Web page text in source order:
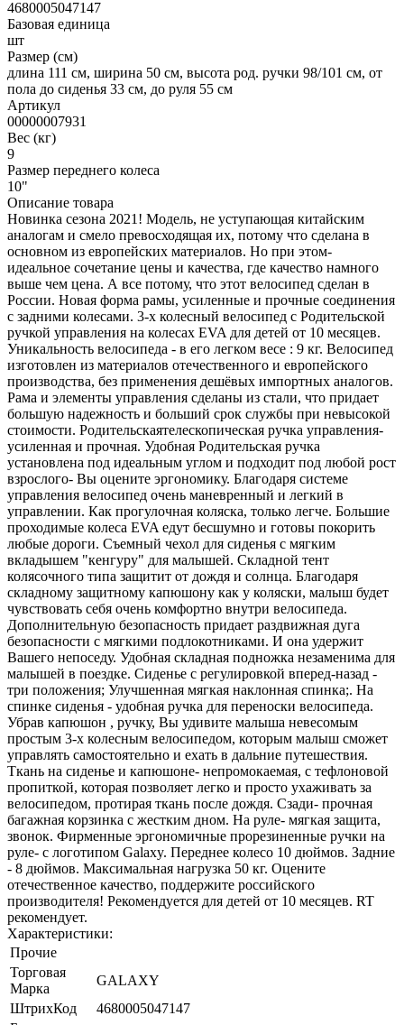
4680005047147
Базовая единица
шт
Размер (см)
длина 111 см, ширина 50 см, высота род. ручки 98/101 см, от
пола до сиденья 33 см, до руля 55 см
Артикул
00000007931
Вес (кг)
9
Размер переднего колеса
10"
Описание товара
Новинка сезона 2021! Модель, не уступающая китайским
аналогам и смело превосходящая их, потому что сделана в
основном из европейских материалов. Но при этом-
идеальное сочетание цены и качества, где качество намного
выше чем цена. А все потому, что этот велосипед сделан в
России. Новая форма рамы, усиленные и прочные соединения
с задними колесами. 3-х колесный велосипед с Родительской
ручкой управления на колесах EVA для детей от 10 месяцев.
Уникальность велосипеда - в его легком весе : 9 кг. Велосипед
изготовлен из материалов отечественного и европейского
производства, без применения дешёвых импортных аналогов.
Рама и элементы управления сделаны из стали, что придает
большую надежность и больший срок службы при невысокой
стоимости. Родительскаятелескопическая ручка управления-
усиленная и прочная. Удобная Родительская ручка
установлена под идеальным углом и подходит под любой рост
взрослого- Вы оцените эргономику. Благодаря системе
управления велосипед очень маневренный и легкий в
управлении. Как прогулочная коляска, только легче. Большие
проходимые колеса EVA едут бесшумно и готовы покорить
любые дороги. Съемный чехол для сиденья с мягким
вкладышем "кенгуру" для малышей. Складной тент
колясочного типа защитит от дождя и солнца. Благодаря
складному защитному капюшону как у коляски, малыш будет
чувствовать себя очень комфортно внутри велосипеда.
Дополнительную безопасность придает раздвижная дуга
безопасности с мягкими подлокотниками. И она удержит
Вашего непоседу. Удобная складная подножка незаменима для
малышей в поездке. Сиденье с регулировкой вперед-назад -
три положения; Улучшенная мягкая наклонная спинка;. На
спинке сиденья - удобная ручка для переноски велосипеда.
Убрав капюшон , ручку, Вы удивите малыша невесомым
простым 3-х колесным велосипедом, которым малыш сможет
управлять самостоятельно и ехать в дальние путешествия.
Ткань на сиденье и капюшоне- непромокаемая, с тефлоновой
пропиткой, которая позволяет легко и просто ухаживать за
велосипедом, протирая ткань после дождя. Сзади- прочная
багажная корзинка с жестким дном. На руле- мягкая защита,
звонок. Фирменные эргономичные прорезиненные ручки на
руле- с логотипом Galaxy. Переднее колесо 10 дюймов. Задние
- 8 дюймов. Максимальная нагрузка 50 кг. Оцените
отечественное качество, поддержите российского
производителя! Рекомендуется для детей от 10 месяцев. RT
рекомендует.
Характеристики:
Прочие
Торговая
Марка
GALAXY
ШтрихКод
4680005047147